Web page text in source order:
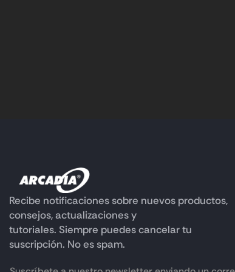
Recibe notificaciones sobre nuevos productos,
consejos, actualizaciones y
tutoriales. Siempre puedes cancelar tu
suscripción. No es spam.